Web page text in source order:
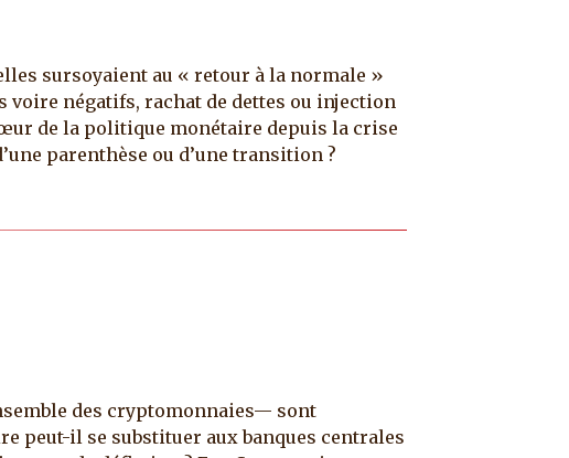
sursoyaient au « retour à la normale »
voire négatifs, rachat de dettes ou injection
de la politique monétaire depuis la crise
parenthèse ou d’une transition ?
des cryptomonnaies— sont
peut-il se substituer aux banques centrales